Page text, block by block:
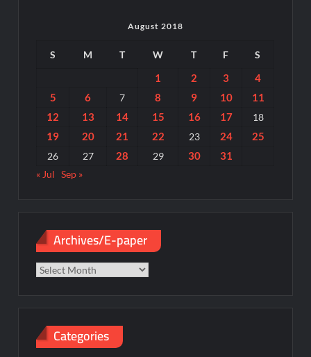
August 2018
S M T W T F S
1 2 3
4
5
6 7 8 9 10
11
12
13 14 15 16 17 18
19 20 21 22 23 24 25
26 27 28 29 30 31
« Jul Sep »
Archives/E-paper
Categories